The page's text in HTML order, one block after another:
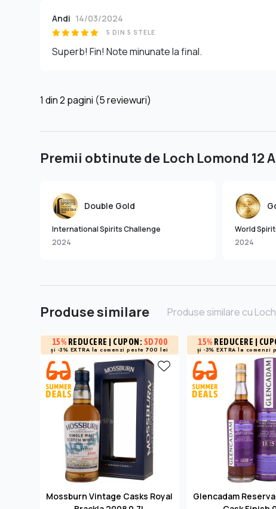
Andi 14/03/2024
5 DIN 5 STELE
Superb! Fin! Note minunate la final.
1 din2 pagini (5 reviewuri)
Premii obtinute de Loch Lomond 12
Double Gold
International Spirits Challenge
2024
World
2024
Produse similare Produse similare cu
15% REDUCERE | CUPON: SD700
și -3% EXTRA la comenzi peste 700 lei
Mossburn Vintage Casks Royal
15% REDUCERE |
și -3% EXTRA la comenzi
Glencadam